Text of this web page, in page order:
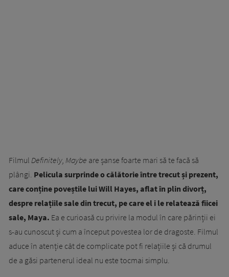
Filmul Definitely, Maybe are șanse foarte mari să te facă să
plângi. Pelicula surprinde o călătorie între trecut și prezent,
care conține poveștile lui Will Hayes, aflat în plin divorț,
despre relațiile sale din trecut, pe care el i le relatează fiicei
sale, Maya. Ea e curioasă cu privire la modul în care părinții ei
s-au cunoscut și cum a început povestea lor de dragoste. Filmul
aduce în atenție cât de complicate pot fi relațiile și că drumul
de a găsi partenerul ideal nu este tocmai simplu.